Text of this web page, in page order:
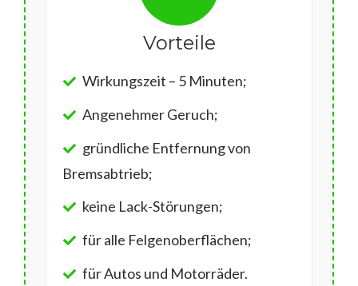
Vorteile
Wirkungszeit – 5 Minuten;
Angenehmer Geruch;
gründliche Entfernung von
Bremsabtrieb;
keine Lack-Störungen;
für alle Felgenoberflächen;
für Autos und Motorräder.